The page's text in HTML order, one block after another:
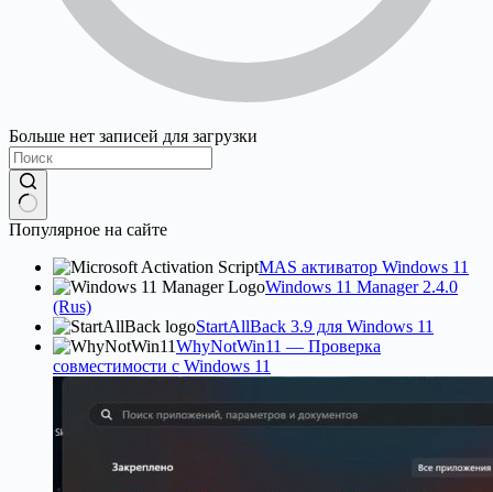
Больше нет записей для загрузки
No
Популярное на сайте
MAS активатор Windows 11
Windows 11 Manager 2.4.0
(Rus)
StartAllBack 3.9 для Windows 11
WhyNotWin11 — Проверка
совместимости с Windows 11